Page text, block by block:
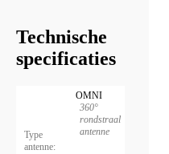
Technische
specificaties
Type
antenne:
OMNI
360°
rondstraal
antenne